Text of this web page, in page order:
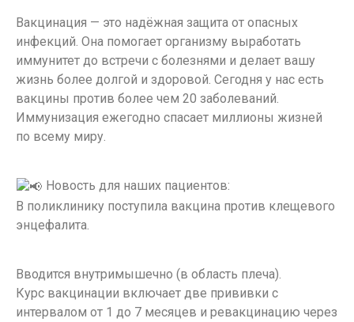
Вакцинация — это надёжная защита от опасных
инфекций. Она помогает организму выработать
иммунитет до встречи с болезнями и делает вашу
жизнь более долгой и здоровой. Сегодня у нас есть
вакцины против более чем 20 заболеваний.
Иммунизация ежегодно спасает миллионы жизней
по всему миру.
Новость для наших пациентов:
В поликлинику поступила вакцина против клещевого
энцефалита.
Вводится внутримышечно (в область плеча).
Курс вакцинации включает две прививки с
интервалом от 1 до 7 месяцев и ревакцинацию через